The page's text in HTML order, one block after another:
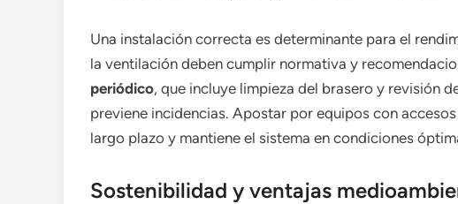
Una instalación correcta es determinante para el
la ventilación deben cumplir normativa y
periódico, que incluye limpieza del brasero y revisión
previene incidencias. Apostar por equipos con
largo plazo y mantiene el sistema en condiciones
Sostenibilidad y ventajas